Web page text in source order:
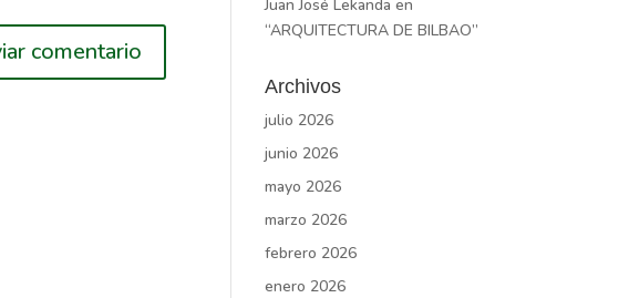
Juan José Lekanda en
“ARQUITECTURA DE BILBAO”
Archivos
julio 2026
junio 2026
mayo 2026
marzo 2026
febrero 2026
enero 2026